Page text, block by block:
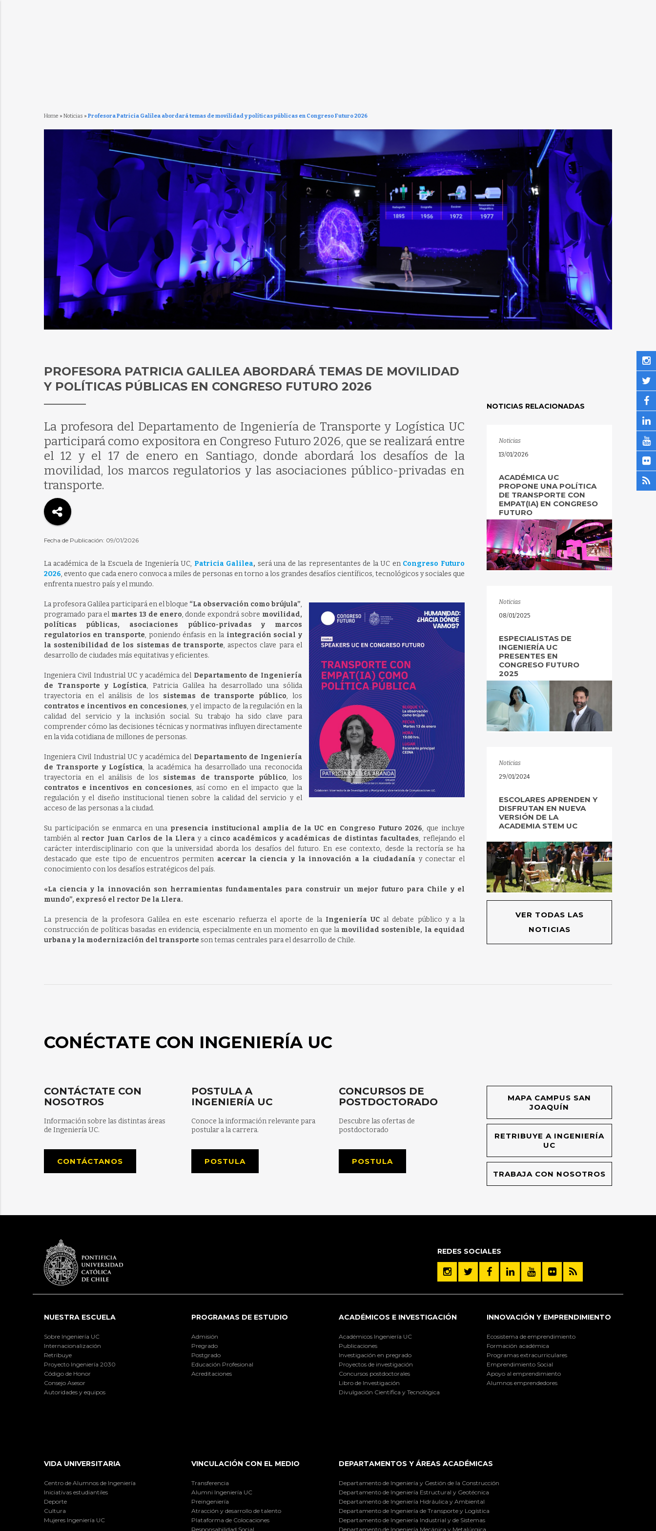
Home » Noticias » Profesora Patricia Galilea abordará temas de movilidad y políticas públicas en Congreso Futuro 2026
PROFESORA PATRICIA GALILEA ABORDARÁ TEMAS DE MOVILIDAD
Y POLÍTICAS PÚBLICAS EN CONGRESO FUTURO 2026
La profesora del Departamento de Ingeniería de Transporte y Logística UC
participará como expositora en Congreso Futuro 2026, que se realizará entre
el 12 y el 17 de enero en Santiago, donde abordará los desafíos de la
movilidad, los marcos regulatorios y las asociaciones público-privadas en
transporte.
Fecha de Publicación: 09/01/2026
La académica de la Escuela de Ingeniería UC, Patricia Galilea, será una de las representantes de la UC en Congreso Futuro
2026, evento que cada enero convoca a miles de personas en torno a los grandes desafíos científicos, tecnológicos y sociales que
enfrenta nuestro país y el mundo.
La profesora Galilea participará en el bloque “La observación como brújula”,
programado para el martes 13 de enero, donde expondrá sobre movilidad,
políticas públicas, asociaciones público-privadas y marcos
regulatorios en transporte, poniendo énfasis en la integración social y
la sostenibilidad de los sistemas de transporte, aspectos clave para el
desarrollo de ciudades más equitativas y eficientes.
Ingeniera Civil Industrial UC y académica del Departamento de Ingeniería
de Transporte y Logística, Patricia Galilea ha desarrollado una sólida
trayectoria en el análisis de los sistemas de transporte público, los
contratos e incentivos en concesiones, y el impacto de la regulación en la
calidad del servicio y la inclusión social. Su trabajo ha sido clave para
comprender cómo las decisiones técnicas y normativas influyen directamente
en la vida cotidiana de millones de personas.
Ingeniera Civil Industrial UC y académica del Departamento de Ingeniería
de Transporte y Logística, la académica ha desarrollado una reconocida
trayectoria en el análisis de los sistemas de transporte público, los
contratos e incentivos en concesiones, así como en el impacto que la
regulación y el diseño institucional tienen sobre la calidad del servicio y el
acceso de las personas a la ciudad.
Su participación se enmarca en una presencia institucional amplia de la UC en Congreso Futuro 2026, que incluye
también al rector Juan Carlos de la Llera y a cinco académicos y académicas de distintas facultades, reflejando el
carácter interdisciplinario con que la universidad aborda los desafíos del futuro. En ese contexto, desde la rectoría se ha
destacado que este tipo de encuentros permiten acercar la ciencia y la innovación a la ciudadanía y conectar el
conocimiento con los desafíos estratégicos del país.
«La ciencia y la innovación son herramientas fundamentales para construir un mejor futuro para Chile y el
mundo”, expresó el rector De la Llera.
La presencia de la profesora Galilea en este escenario refuerza el aporte de la Ingeniería UC al debate público y a la
construcción de políticas basadas en evidencia, especialmente en un momento en que la movilidad sostenible, la equidad
urbana y la modernización del transporte son temas centrales para el desarrollo de Chile.
NOTICIAS RELACIONADAS
Noticias
13/01/2026
ACADÉMICA UC
PROPONE UNA POLÍTICA
DE TRANSPORTE CON
EMPAT(IA) EN CONGRESO
FUTURO
Noticias
08/01/2025
ESPECIALISTAS DE
INGENIERÍA UC
PRESENTES EN
CONGRESO FUTURO
2025
Noticias
29/01/2024
ESCOLARES APRENDEN Y
DISFRUTAN EN NUEVA
VERSIÓN DE LA
ACADEMIA STEM UC
VER TODAS LAS
NOTICIAS
CONÉCTATE CON INGENIERÍA UC
CONTÁCTATE CON
NOSOTROS
Información sobre las distintas áreas
de Ingeniería UC.
CONTÁCTANOS
POSTULA A
INGENIERÍA UC
Conoce la información relevante para
postular a la carrera.
POSTULA
CONCURSOS DE
POSTDOCTORADO
Descubre las ofertas de
postdoctorado
POSTULA
MAPA CAMPUS SAN
JOAQUÍN
RETRIBUYE A INGENIERÍA
UC
TRABAJA CON NOSOTROS
REDES SOCIALES
NUESTRA ESCUELA
Sobre Ingeniería UC
Internacionalización
Retribuye
Proyecto Ingeniería 2030
Código de Honor
Consejo Asesor
Autoridades y equipos
PROGRAMAS DE ESTUDIO
Admisión
Pregrado
Postgrado
Educación Profesional
Acreditaciones
ACADÉMICOS E INVESTIGACIÓN
Académicos Ingeniería UC
Publicaciones
Investigación en pregrado
Proyectos de investigación
Concursos postdoctorales
Libro de Investigación
Divulgación Científica y Tecnológica
INNOVACIÓN Y EMPRENDIMIENTO
Ecosistema de emprendimiento
Formación académica
Programas extracurriculares
Emprendimiento Social
Apoyo al emprendimiento
Alumnos emprendedores
VIDA UNIVERSITARIA
Centro de Alumnos de Ingeniería
Iniciativas estudiantiles
Deporte
Cultura
Mujeres Ingeniería UC
VINCULACIÓN CON EL MEDIO
Transferencia
Alumni Ingeniería UC
Preingeniería
Atracción y desarrollo de talento
Plataforma de Colocaciones
Responsabilidad Social
DEPARTAMENTOS Y ÁREAS ACADÉMICAS
Departamento de Ingeniería y Gestión de la Construcción
Departamento de Ingeniería Estructural y Geotécnica
Departamento de Ingeniería Hidráulica y Ambiental
Departamento de Ingeniería de Transporte y Logística
Departamento de Ingeniería Industrial y de Sistemas
Departamento de Ingeniería Mecánica y Metalúrgica